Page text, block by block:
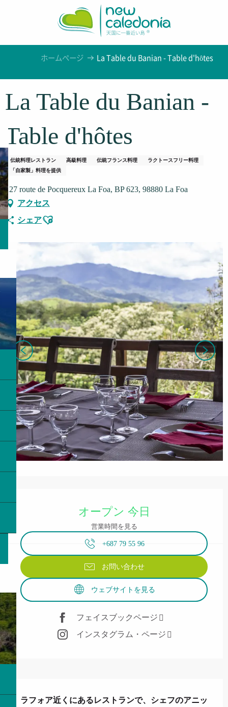
ホームページ La Table du Banian - Table d'hôtes
La Table du Banian -
Table d'hôtes
伝統料理レストラン 高級料理 伝統フランス料理
ラクトースフリー料理
「自家製」料理を提供
127 route de Pocquereux La Foa, BP 623, 98880 La Foa
アクセス
シェアAjouter aux favoris
オープン 今日
営業時間を見る
+687 79 55 96
お問い合わせ
ウェブサイトを見る
フェイスブックページ
インスタグラム・ページ
ラフォア近くにあるレストランで、シェフのアニッ